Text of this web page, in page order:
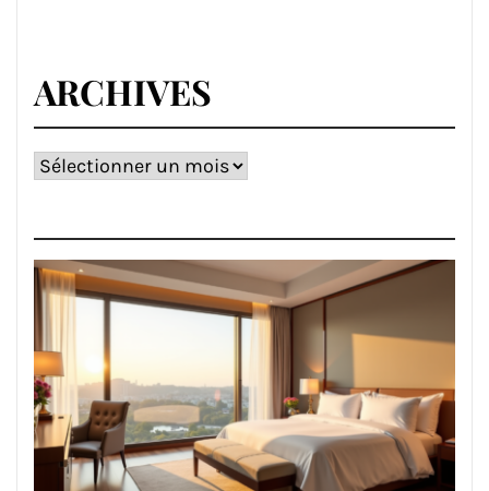
ARCHIVES
Archives